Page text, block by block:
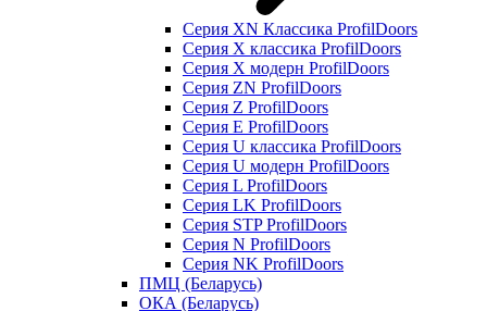
Серия XN Классика ProfilDoors
Серия Х классика ProfilDoors
Серия Х модерн ProfilDoors
Серия ZN ProfilDoors
Серия Z ProfilDoors
Серия Е ProfilDoors
Серия U классика ProfilDoors
Серия U модерн ProfilDoors
Серия L ProfilDoors
Серия LK ProfilDoors
Серия STP ProfilDoors
Cерия N ProfilDoors
Серия NK ProfilDoors
ПМЦ (Беларусь)
ОКА (Беларусь)